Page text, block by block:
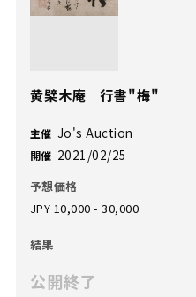
黄檗木庵 行書"梅"
主催 Jo's Auction
開催 2021/02/25
予想価格
JPY 10,000 - 30,000
結果
公開終了